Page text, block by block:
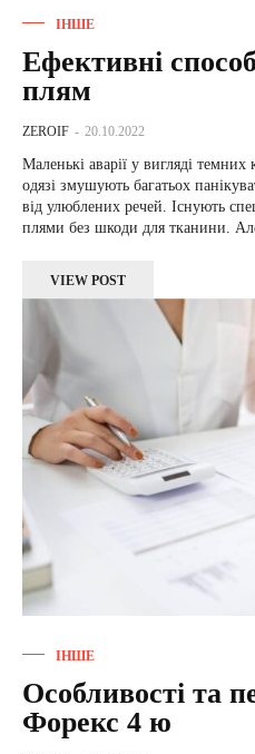
ІНШЕ
Ефективні
плям
ZEROIF - 20.10.2022
Маленькі аварії у вигляді
одязі змушують багатьох
від улюблених речей. Існують
плями без шкоди для тканини.
VIEW POST
ІНШЕ
Особливості та
Форекс 4 ю